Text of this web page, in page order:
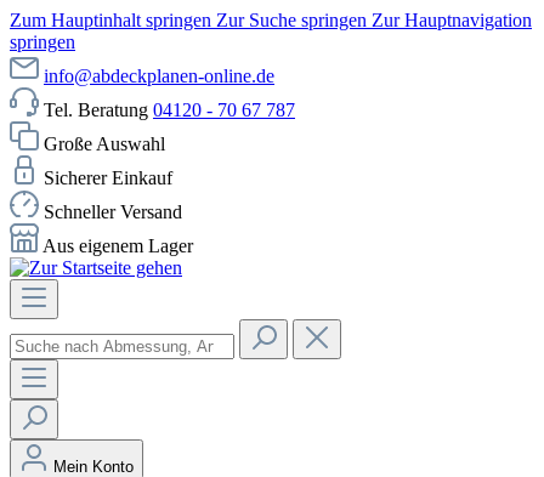
Zum Hauptinhalt springen Zur Suche springen Zur Hauptnavigation
springen
info@abdeckplanen-online.de
Tel. Beratung 04120 - 70 67 787
Große Auswahl
Sicherer Einkauf
Schneller Versand
Aus eigenem Lager
Mein Konto